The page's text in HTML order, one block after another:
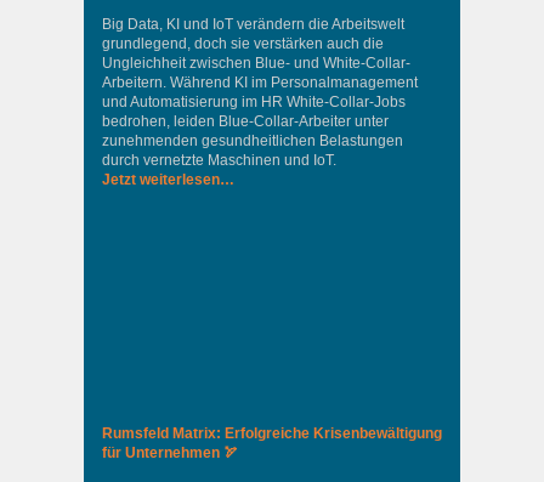
Big Data, KI und IoT verändern die Arbeitswelt
grundlegend, doch sie verstärken auch die
Ungleichheit zwischen Blue- und White-Collar-
Arbeitern. Während KI im Personalmanagement
und Automatisierung im HR White-Collar-Jobs
bedrohen, leiden Blue-Collar-Arbeiter unter
zunehmenden gesundheitlichen Belastungen
durch vernetzte Maschinen und IoT.
Jetzt weiterlesen…
Rumsfeld Matrix: Erfolgreiche Krisenbewältigung
für Unternehmen 🏹